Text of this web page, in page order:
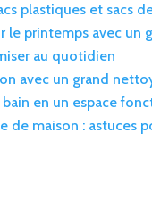
plastiques et sacs
le printemps avec un
au quotidien
avec un grand
en un espace
de maison : astuces